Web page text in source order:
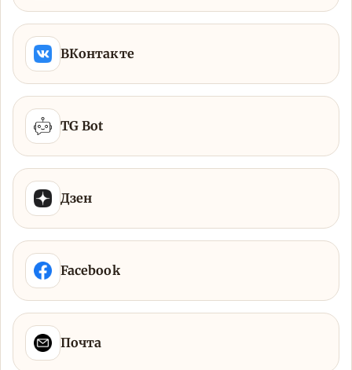
ВКонтакте
TG Bot
Дзен
Facebook
Почта